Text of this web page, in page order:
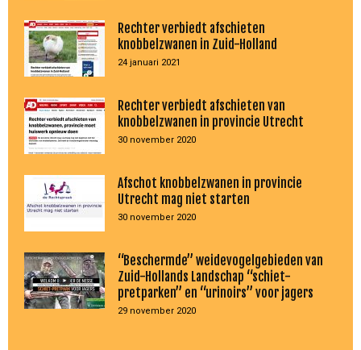
Rechter verbiedt afschieten
knobbelzwanen in Zuid-Holland
24 januari 2021
Rechter verbiedt afschieten van
knobbelzwanen in provincie Utrecht
30 november 2020
Afschot knobbelzwanen in provincie
Utrecht mag niet starten
30 november 2020
“Beschermde” weidevogelgebieden van
Zuid-Hollands Landschap “schiet-
pretparken” en “urinoirs” voor jagers
29 november 2020